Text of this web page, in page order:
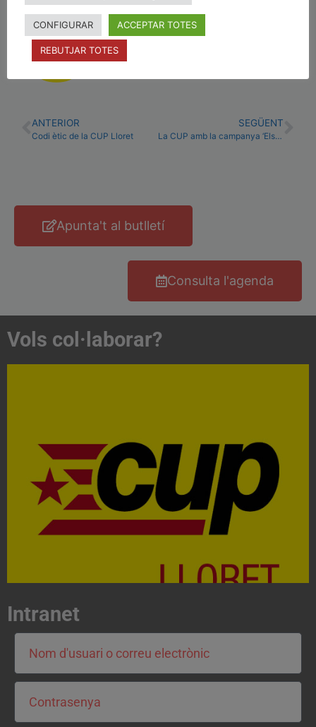
Premsa CUP Lloret
ANTERIOR
Codi ètic de la CUP Lloret
SEGÜENT
La CUP amb la campanya ‘Els ajuntaments per la independència’
Apunta't al butlletí
Consulta l'agenda
Vols col·laborar?
Contacta'ns i treballa per fer realitat el projecte de
l'esquerra independentista i anticapitalista
CONTACTA
Intranet
CONFIGURAR ACCEPTAR TOTES
REBUTJAR TOTES